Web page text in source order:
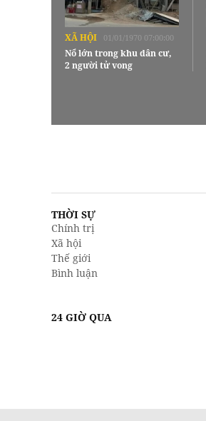
XÃ HỘI 01/01/1970 07:00:00
Nổ lớn trong khu dân cư,
2 người tử vong
THỜI SỰ
Chính trị
Xã hội
Thế giới
Bình luận
24 GIỜ QUA